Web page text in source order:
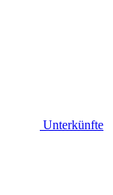
Unterkünfte